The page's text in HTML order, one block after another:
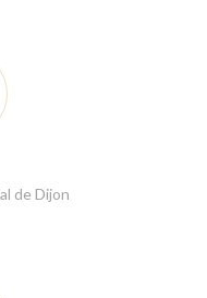
de Dijon